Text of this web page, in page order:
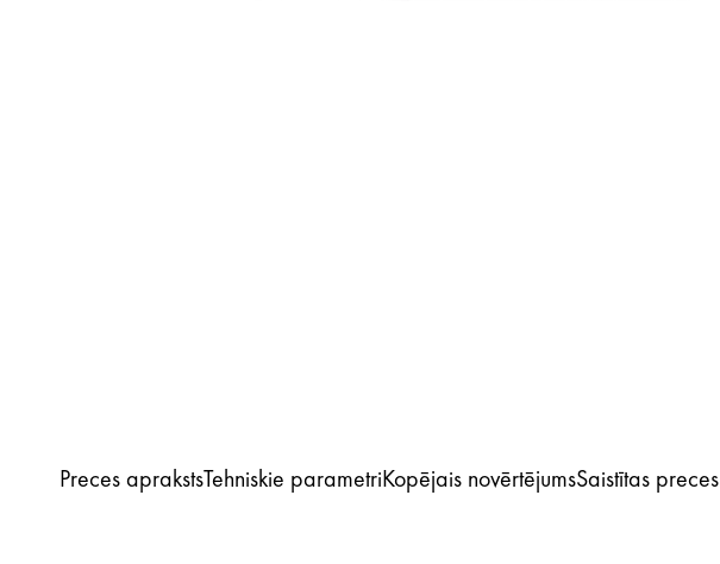
Preces aprakstsTehniskie parametriKopējais novērtējumsSaistītas preces